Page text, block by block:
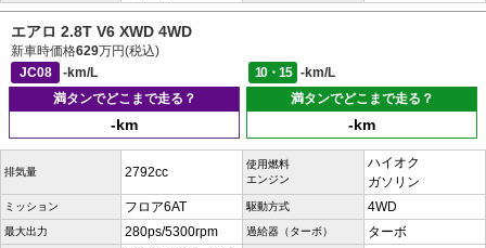
エアロ 2.8T V6 XWD 4WD
新車時価格629万円(税込)
JC08
-km/L 10・15
-km/L
満タンでどこまで走る？
-km
満タンでどこまで走る？
-km
排気量 2792cc
使用燃料
エンジン
ハイオク
ガソリン
ミッション フロア6AT 駆動方式 4WD
最大出力 280ps/5300rpm 過給器（ターボ） ターボ